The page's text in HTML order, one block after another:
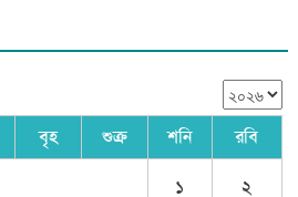
বৃহ শুক্র শনি রবি
১ ২